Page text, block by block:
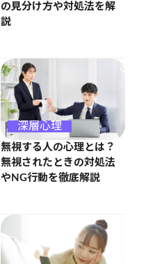
の見分け方や対処法を解
説
深層心理
無視する人の心理とは？
無視されたときの対処法
やNG行動を徹底解説